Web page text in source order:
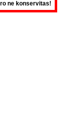
ne konservitas!